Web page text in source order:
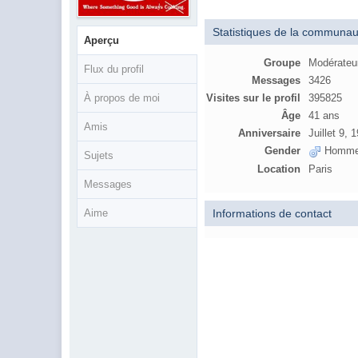
Aperçu
Flux du profil
À propos de moi
Amis
Sujets
Messages
Aime
Statistiques de la
Groupe
Messages
3426
Visites sur le profil
395825
Âge
41 ans
Anniversaire
Juillet 9,
Gender
Location
Paris
Informations de contact